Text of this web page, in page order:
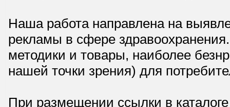
Наша работа направлена на
рекламы в сфере
методики и товары, наиболее
нашей точки зрения) для
При размещении ссылки в